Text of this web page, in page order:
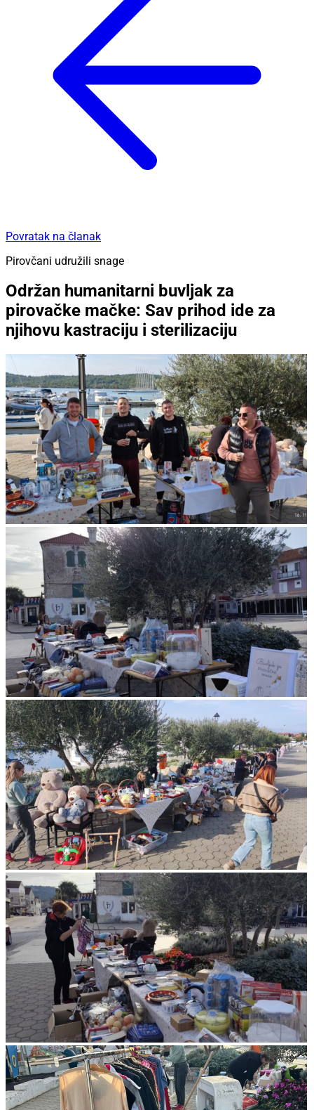
Povratak na članak
Pirovčani udružili snage
Održan humanitarni buvljak za
pirovačke mačke: Sav prihod ide za
njihovu kastraciju i sterilizaciju